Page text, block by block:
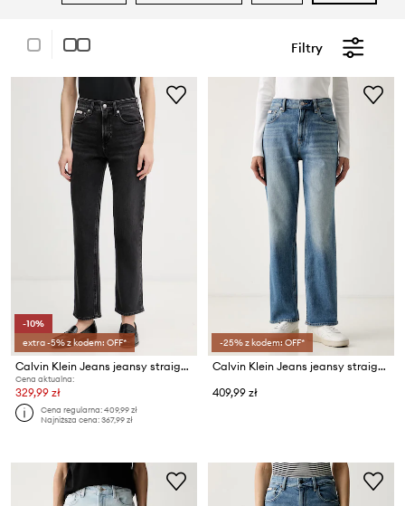
Filtry
-10%
extra -5% z kodem: OFF*
Calvin Klein Jeans jeansy straight damskie
Cena aktualna:
329,99 zł
Cena regularna:409,99 zł
Najniższa cena:367,99 zł
-25% z kodem: OFF*
Calvin Klein Jeans jeansy straight damskie
409,99 zł